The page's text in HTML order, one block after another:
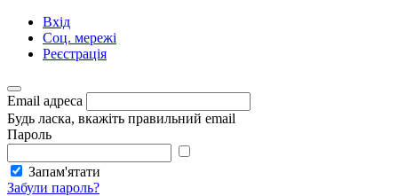
Вхід
Соц. мережі
Реєстрація
Email адреса
Будь ласка, вкажіть правильний email
Пароль
Запам'ятати
Забули пароль?